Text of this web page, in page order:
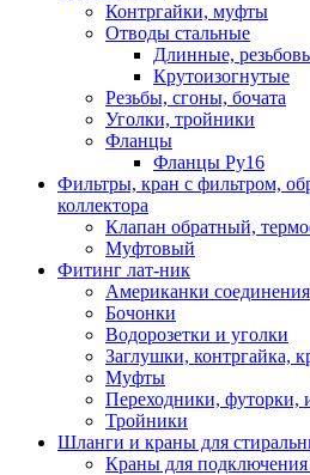
Контргайки, муфты
Отводы стальные
Длинные,
Крутоизогнутые
Резьбы, сгоны, бочата
Уголки, тройники
Фланцы
Фланцы Ру16
Фильтры, кран с фильтром,
коллектора
Клапан обратный,
Муфтовый
Фитинг лат-ник
Американки соединения
Бочонки
Водорозетки и уголки
Заглушки, контргайка,
Муфты
Переходники, футорки,
Тройники
Шланги и краны для
Краны для